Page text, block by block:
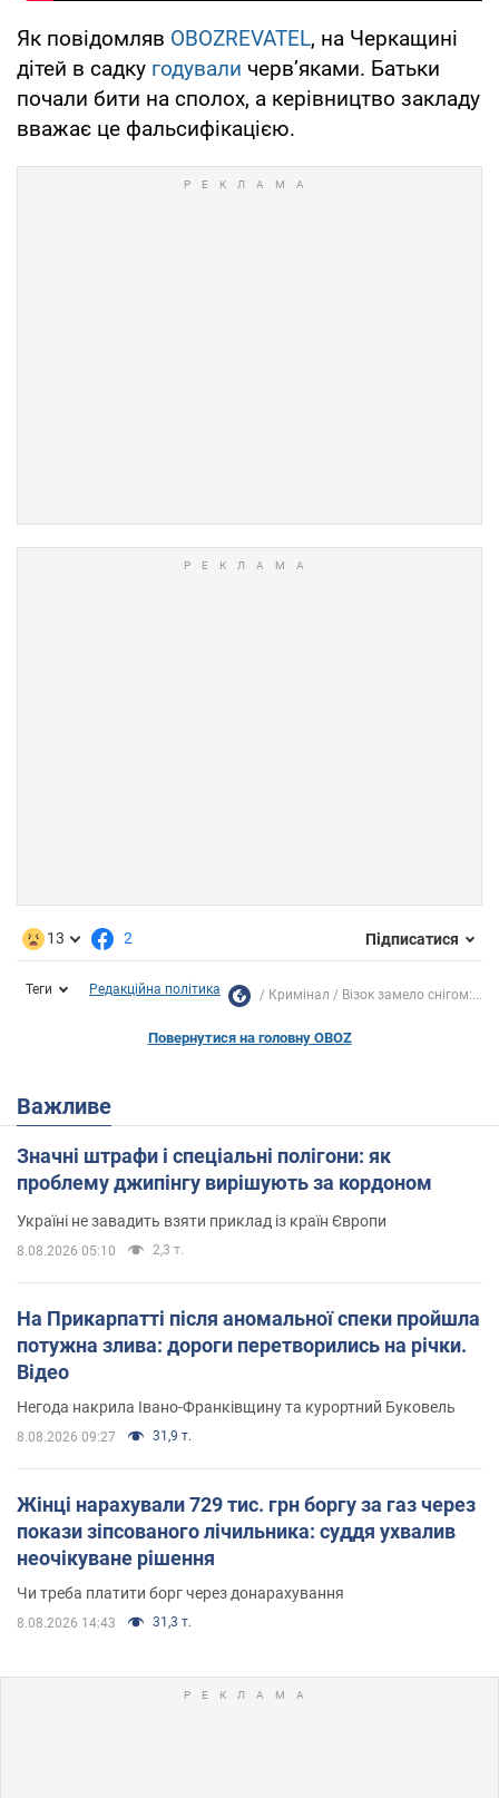
Як повідомляв OBOZREVATEL, на Черкащині
дітей в садку годували черв’яками. Батьки
почали бити на сполох, а керівництво закладу
вважає це фальсифікацією.
13 2 Підписатися
Теги Редакційна політика Кримінал Візок замело снігом:...
Повернутися на головну OBOZ
Важливе
Значні штрафи і спеціальні полігони: як
проблему джипінгу вирішують за кордоном
Україні не завадить взяти приклад із країн Європи
8.08.2026 05:10 2,3 т.
На Прикарпатті після аномальної спеки пройшла
потужна злива: дороги перетворились на річки.
Відео
Негода накрила Івано-Франківщину та курортний Буковель
8.08.2026 09:27 31,9 т.
Жінці нарахували 729 тис. грн боргу за газ через
покази зіпсованого лічильника: суддя ухвалив
неочікуване рішення
Чи треба платити борг через донарахування
8.08.2026 14:43 31,3 т.